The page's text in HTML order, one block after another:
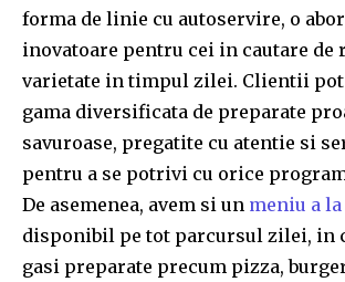
forma de linie cu autoservire, o
inovatoare pentru cei in cautare de
varietate in timpul zilei. Clientii
gama diversificata de preparate
savuroase, pregatite cu atentie si
pentru a se potrivi cu orice
De asemenea, avem si un meniu a
disponibil pe tot parcursul zilei, in
gasi preparate precum pizza,